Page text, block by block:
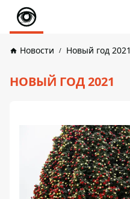
Новости Новый год 2021
НОВЫЙ ГОД 2021